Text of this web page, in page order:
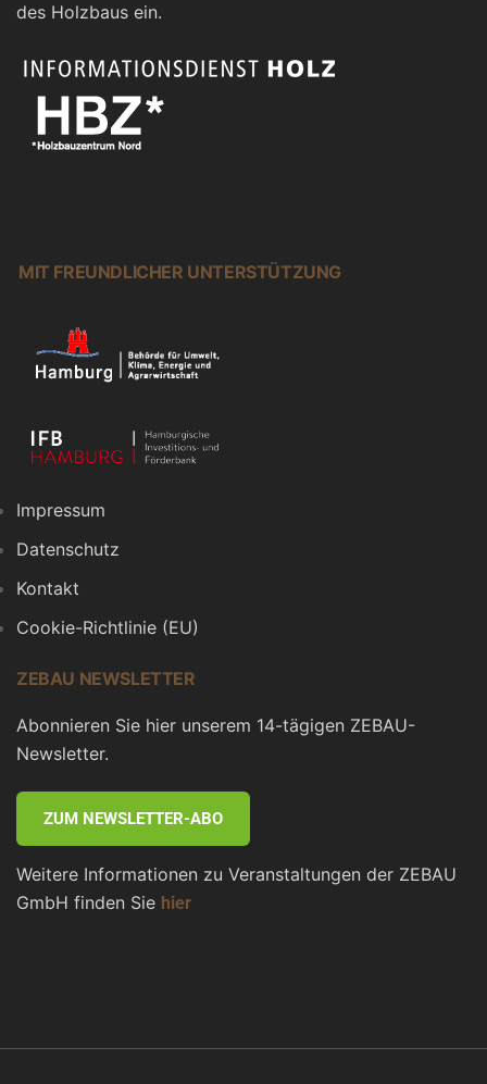
des Holzbaus ein.
MIT FREUNDLICHER UNTERSTÜTZUNG
Impressum
Datenschutz
Kontakt
Cookie-Richtlinie (EU)
ZEBAU NEWSLETTER
Abonnieren Sie hier unserem 14-tägigen ZEBAU-
Newsletter.
ZUM NEWSLETTER-ABO
Weitere Informationen zu Veranstaltungen der ZEBAU
GmbH finden Sie hier